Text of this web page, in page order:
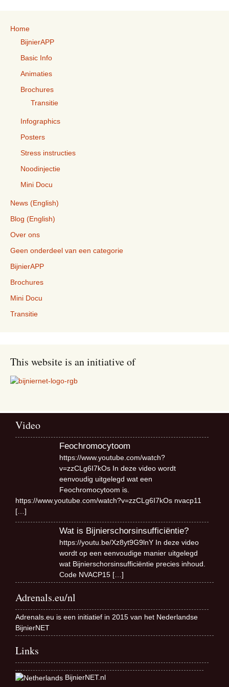
Home
BijnierAPP
Basic Info
Animaties
Brochures
Transitie
Infographics
Posters
Stress instructies
Noodinjectie
Mini Docu
News (English)
Blog (English)
Over ons
Geen onderdeel van een categorie
BijnierAPP
Brochures
Mini Docu
Transitie
This website is an initiative of
Video
Feochromocytoom
https://www.youtube.com/watch?
v=zzCLg6I7kOs In deze video wordt
eenvoudig uitgelegd wat een
Feochromocytoom is.
https://www.youtube.com/watch?v=zzCLg6I7kOs nvacp11
[…]
Wat is Bijnierschorsinsufficiëntie?
https://youtu.be/Xz8yt9G9lnY In deze video
wordt op een eenvoudige manier uitgelegd
wat Bijnierschorsinsufficiëntie precies inhoud.
Code NVACP15[…]
Adrenals.eu/nl
Adrenals.eu is een initiatief in 2015 van het Nederlandse
BijnierNET
Links
BijnierNET.nl